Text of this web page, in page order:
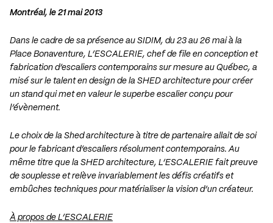
Montréal, le 21 mai 2013
Dans le cadre de sa présence au SIDIM, du 23 au 26 mai à la
Place Bonaventure, L’ESCALERIE, chef de file en conception et
fabrication d’escaliers contemporains sur mesure au Québec, a
misé sur le talent en design de la SHED architecture pour créer
un stand qui met en valeur le superbe escalier conçu pour
l’évènement.
Le choix de la Shed architecture à titre de partenaire allait de soi
pour le fabricant d’escaliers résolument contemporains. Au
même titre que la SHED architecture, L’ESCALERIE fait preuve
de souplesse et relève invariablement les défis créatifs et
embûches techniques pour matérialiser la vision d’un créateur.
À propos de L’ESCALERIE